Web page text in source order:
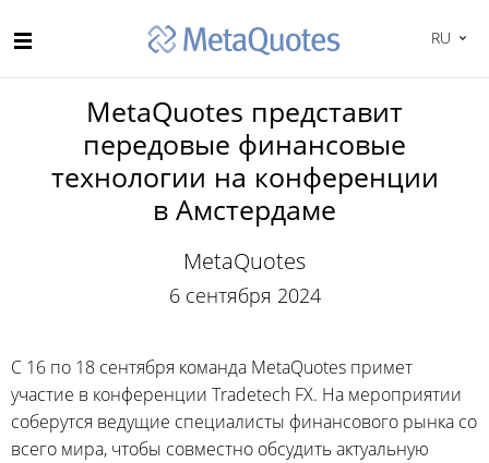
RU
MetaQuotes представит
передовые финансовые
технологии на конференции
в Амстердаме
MetaQuotes
6 сентября 2024
С 16 по 18 сентября команда MetaQuotes примет
участие в конференции Tradetech FX. На мероприятии
соберутся ведущие специалисты финансового рынка со
всего мира, чтобы совместно обсудить актуальную